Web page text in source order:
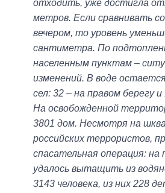
отходить, уже достигла
метров. Если сравнивать
вечером, то уровень
сантиметра. По
населенным пунктам –
изменений. В воде
сел: 32 – на правом берегу
На освобожденной
3801 дом. Несмотря на
российских террористов,
спасательная операция: на
удалось вытащить из
3143 человека, из них 228